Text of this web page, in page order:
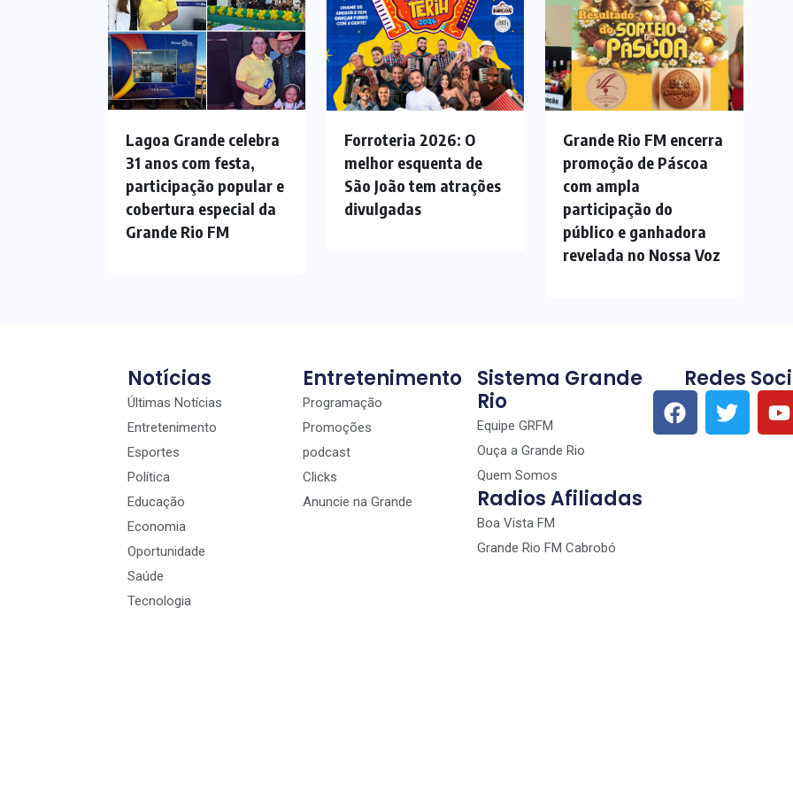
Lagoa Grande celebra
31 anos com festa,
participação popular e
cobertura especial da
Grande Rio FM
Forroteria 2026: O
melhor esquenta de
São João tem atrações
divulgadas
Grande Rio FM encerra
promoção de Páscoa
com ampla
participação do
público e ganhadora
revelada no Nossa Voz
Notícias
Últimas Notícias
Entretenimento
Esportes
Política
Educação
Economia
Oportunidade
Saúde
Tecnologia
Entretenimento
Programação
Promoções
podcast
Clicks
Anuncie na Grande
Sistema Grande
Rio
Equipe GRFM
Ouça a Grande Rio
Quem Somos
Radios Afiliadas
Boa Vista FM
Grande Rio FM Cabrobó
Redes